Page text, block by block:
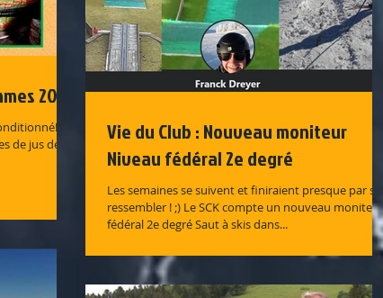
2020
Le
de jus de
Vie du Club : Nouveau moniteur
Niveau fédéral 2e degré
Les semaines se suivent et finiraient presque par se
ressembler ! ;) Le SCK compte un nouveau moniteur
fédéral 2e degré Saut à skis dans...